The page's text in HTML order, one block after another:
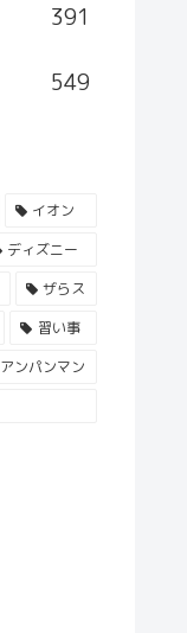
391
549
イオン
ディズニー
ザらス
習い事
アンパンマン